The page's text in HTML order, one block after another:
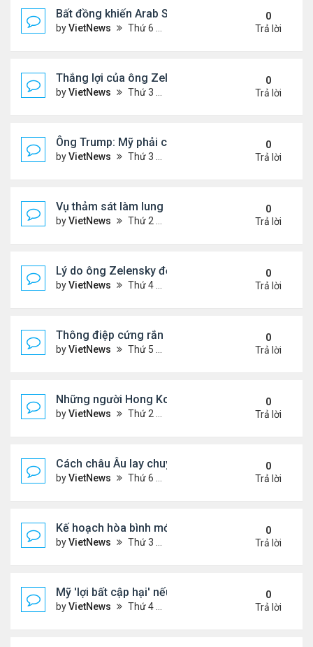
Bất đồng khiến Arab Saudi và UAE từ đồng minh
byVietNews Thứ 6 Tháng 1 02, 2026 5:25 pm
0
Trả lời
Thắng lợi của ông Zelensky khi hội đàm với ông
byVietNews Thứ 3 Tháng 12 30, 2025 4:49 pm
0
Trả lời
Ông Trump: Mỹ phải có được Greenland
byVietNews Thứ 3 Tháng 12 23, 2025 3:11 pm
0
Trả lời
Vụ thảm sát làm lung lay niềm tin với luật kiểm
byVietNews Thứ 2 Tháng 12 15, 2025 4:16 pm
0
Trả lời
Lý do ông Zelensky đổi lập trường về bầu cử tổng
byVietNews Thứ 4 Tháng 12 10, 2025 5:48 pm
0
Trả lời
Thông điệp cứng rắn của ông Putin trong xung
byVietNews Thứ 5 Tháng 12 04, 2025 4:20 pm
0
Trả lời
Những người Hong Kong trắng tay sau thảm họa
byVietNews Thứ 2 Tháng 12 01, 2025 5:49 pm
0
Trả lời
Cách châu Âu lay chuyển Mỹ về kế hoạch hòa
byVietNews Thứ 6 Tháng 11 28, 2025 4:28 pm
0
Trả lời
Kế hoạch hòa bình mới thử thách khả năng ứng
byVietNews Thứ 3 Tháng 11 25, 2025 6:48 pm
0
Trả lời
Mỹ 'lợi bất cập hại' nếu can thiệp quân sự vào
byVietNews Thứ 4 Tháng 11 19, 2025 4:49 pm
0
Trả lời